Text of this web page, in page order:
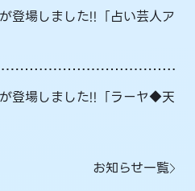
登場しました!!「占い芸人ア
登場しました!!「ラーヤ◆天
お知らせ一覧